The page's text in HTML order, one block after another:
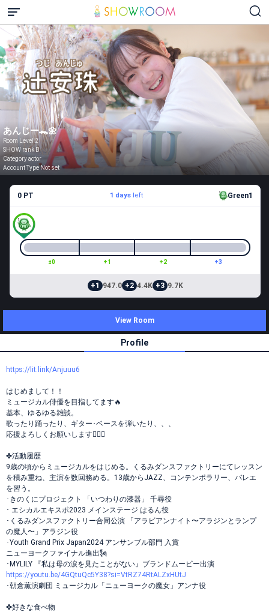
あんじー🐊🌼
Room Level 2
SHOW rank B
Category actor
Account Type Not set
0 PT 1 daysleft Green1
±0 +1 +2 +3
+1 947.0 +2 4.4K +3 9.7K
View Room
Profile
https://lit.link/Anjuuu6
はじめまして！！
ミュージカル俳優を目指してます🔥
基本、ゆるゆる雑談。
歌ったり踊ったり、ギター･ベースを弾いたり、、、
応援よろしくお願いします🙇🏻‍♀️
✤活動履歴
9歳の頃からミュージカルをはじめる。くるみダンスファクトリーにてレッスン
を積み重ね、主演を数回務める。13歳からJAZZ、コンテンポラリー、バレエ
を習う。
･きのくにプロジェクト 「いつわりの漆器」 千尋役
･ エシカルエキスポ2023 メインステージ はるん役
･くるみダンスファクトリー合同公演 「アラビアンナイト〜アラジンとランプ
の魔人〜」アラジン役
･Youth Grand Prix Japan2024 アンサンブル部門 入賞
ニューヨークファイナル進出🗽
･MYLILY 『私は母の涙を見たことがない』ブランドムービー出演
https://youtu.be/4GQtuQc5Y38?si=VtRZ74RtALZxHUtJ
･朝倉薫演劇団 ミュージカル「ニューヨークの魔女」アンナ役
✤好きな食べ物